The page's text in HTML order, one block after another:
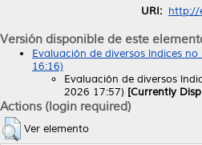
URI: http://
Versión disponible de este
Evaluación de diversos índices
16:16)
Evaluación de diversos
2026 17:57) [Currently
Actions (login required)
Ver elemento